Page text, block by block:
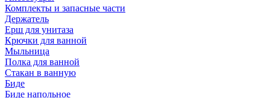
Комплекты и запасные части
Держатель
Ерш для унитаза
Крючки для ванной
Мыльница
Полка для ванной
Стакан в ванную
Биде
Биде напольное